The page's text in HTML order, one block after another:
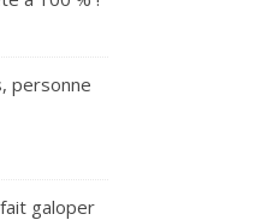
personne
fait galoper